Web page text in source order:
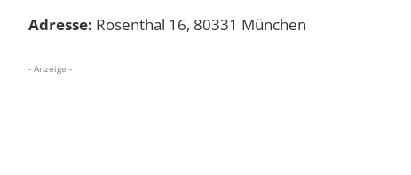
Adresse: Rosenthal 16, 80331 München
- Anzeige -